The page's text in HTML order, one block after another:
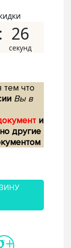
25
тем что
Вы в
и
другие